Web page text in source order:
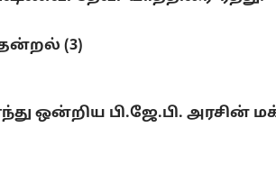
(3)
ஒன்றிய பி.ஜே.பி. அரசின்